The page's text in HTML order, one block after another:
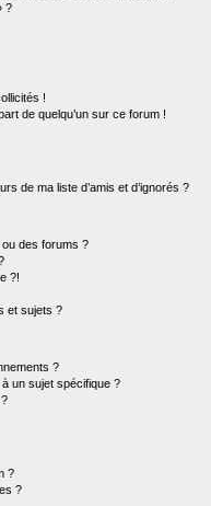
?
!
de quelqu’un sur ce forum !
de ma liste d’amis et d’ignorés ?
des forums ?
?!
et sujets ?
?
un sujet spécifique ?
?
?